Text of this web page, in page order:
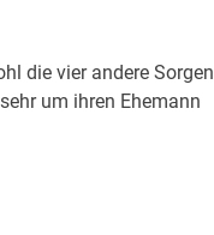
die vier andere Sorgen
um ihren Ehemann